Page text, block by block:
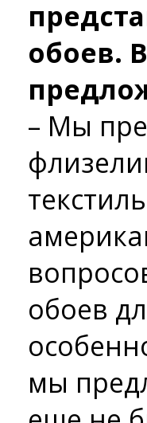
обоев.
– Мы
обоев
мы